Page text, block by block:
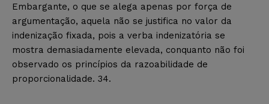
Embargante, o que se alega apenas por força de
argumentação, aquela não se justifica no valor da
indenização fixada, pois a verba indenizatória se
mostra demasiadamente elevada, conquanto não foi
observado os princípios da razoabilidade de
proporcionalidade. 34.